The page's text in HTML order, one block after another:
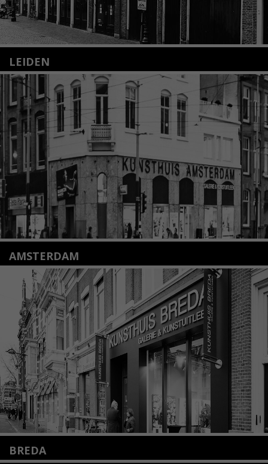
LEIDEN
Nieuwstraat 35
2312 KA Leiden
+31(0)71 – 52 84 480
info@kunsthuisleiden.nl
Lees meer
AMSTERDAM
Amstelveenseweg 135
1075 VX Amsterdam
+31 (0)20 2332546
info@kunsthuisamsterdam.nl
Lees meer
BREDA